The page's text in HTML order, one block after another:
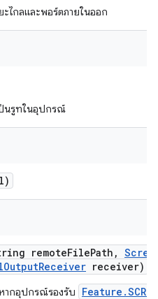
ไกลและพอร์ตภายในออก
นรูทในอุปกรณ์
remoteFilePath ,
OutputReceiver receiver)
ากอุปกรณ์รองรับ